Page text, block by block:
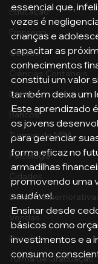
Educação
Emprego
Gestão
Ciências Contábeis
Direito
Bancos
Turmas de MBA
Psicologia
Cidades
Datas
Vendas
Pecuária
Turma de Graduação
essencial que,
vezes é
crianças e
capacitar as
conhecimentos
constitui um valor
também deixa um
Este aprendizado
os jovens
para gerenciar
forma eficaz no
armadilhas
promovendo uma
saudável.
Ensinar desde
básicos como
investimentos e a
consumo